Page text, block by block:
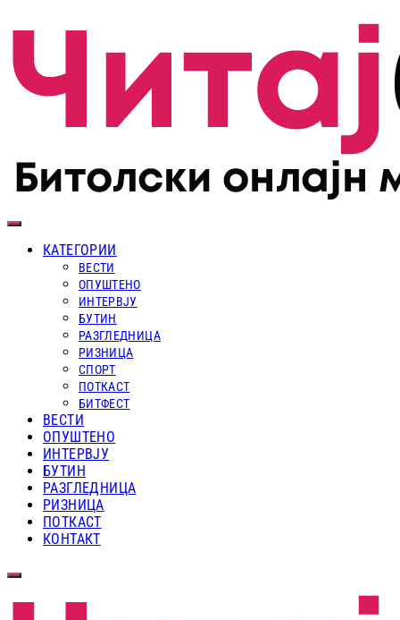
КАТЕГОРИИ
ВЕСТИ
ОПУШТЕНО
ИНТЕРВЈУ
БУТИН
РАЗГЛЕДНИЦА
РИЗНИЦА
СПОРТ
ПОТКАСТ
БИТФЕСТ
ВЕСТИ
ОПУШТЕНО
ИНТЕРВЈУ
БУТИН
РАЗГЛЕДНИЦА
РИЗНИЦА
ПОТКАСТ
КОНТАКТ